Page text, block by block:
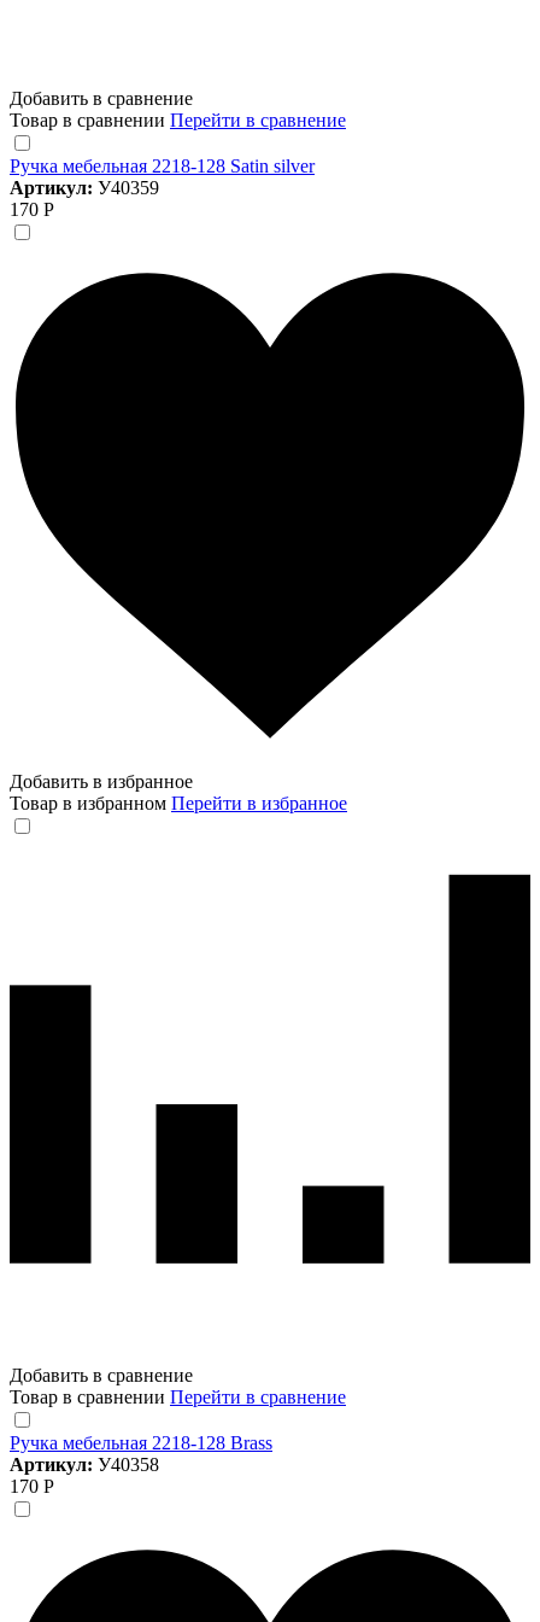
Добавить в сравнение
Товар в сравнении Перейти в сравнение
Ручка мебельная 2218-128 Satin silver
Артикул: У40359
170 Р
Добавить в избранное
Товар в избранном Перейти в избранное
Добавить в сравнение
Товар в сравнении Перейти в сравнение
Ручка мебельная 2218-128 Brass
Артикул: У40358
170 Р